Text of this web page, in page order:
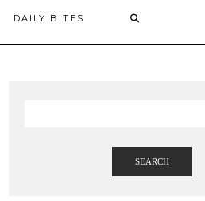
DAILY BITES
SEARCH